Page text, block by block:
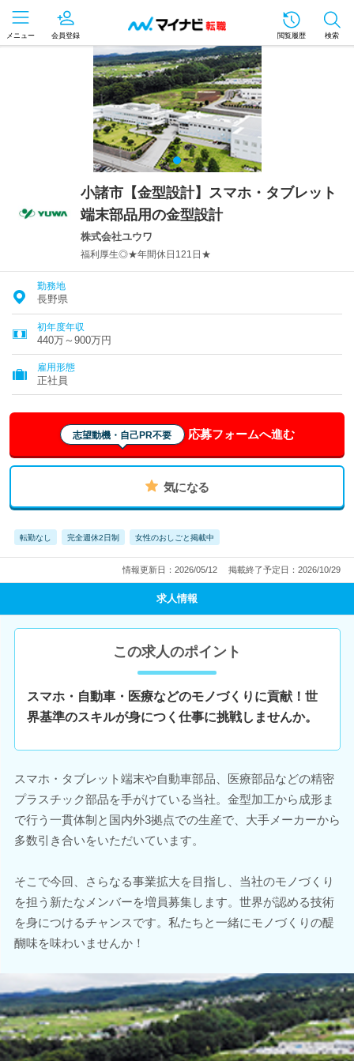
メニュー 会員登録 閲覧履歴 検索
小諸市【金型設計】スマホ・タブレット
端末部品用の金型設計
株式会社ユウワ
福利厚生◎★年間休日121日★
勤務地
長野県
初年度年収
440万～900万円
雇用形態
正社員
志望動機・自己PR不要 応募フォームへ進む
気になる
転勤なし 完全週休2日制 女性のおしごと掲載中
情報更新日：2026/05/12 掲載終了予定日：2026/10/29
求人情報
この求人のポイント
スマホ・自動車・医療などのモノづくりに貢献！世
界基準のスキルが身につく仕事に挑戦しませんか。
スマホ・タブレット端末や自動車部品、医療部品などの精密
プラスチック部品を手がけている当社。金型加工から成形ま
で行う一貫体制と国内外3拠点での生産で、大手メーカーから
多数引き合いをいただいています。
そこで今回、さらなる事業拡大を目指し、当社のモノづくり
を担う新たなメンバーを増員募集します。世界が認める技術
を身につけるチャンスです。私たちと一緒にモノづくりの醍
醐味を味わいませんか！